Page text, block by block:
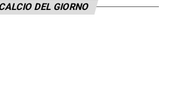
cifra che la squadra inglese
DEL GIORNO